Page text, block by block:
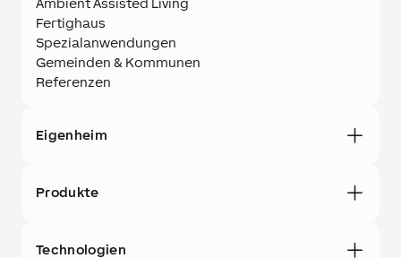
Fertighaus
Spezialanwendungen
Gemeinden & Kommunen
Referenzen
Eigenheim
Produkte
Technologien